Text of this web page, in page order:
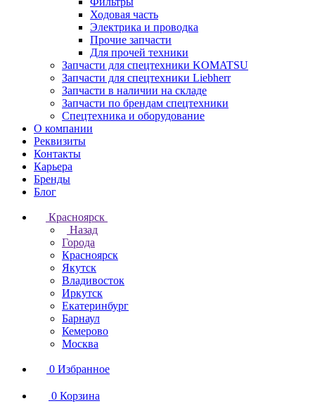
Ходовая часть
Электрика и проводка
Прочие запчасти
Для прочей техники
Запчасти для спецтехники KOMATSU
Запчасти для спецтехники Liebherr
Запчасти в наличии на складе
Запчасти по брендам спецтехники
Спецтехника и оборудование
О компании
Реквизиты
Контакты
Карьера
Бренды
Блог
Красноярск
Назад
Города
Красноярск
Якутск
Владивосток
Иркутск
Екатеринбург
Барнаул
Кемерово
Москва
0 Избранное
0 Корзина